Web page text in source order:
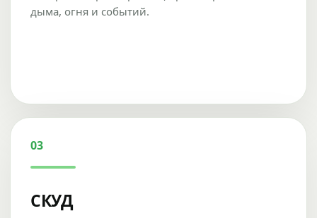
дыма, огня и событий.
03
СКУД